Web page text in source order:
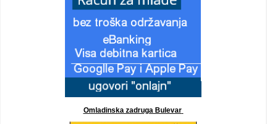
Omladinska zadruga Bulevar